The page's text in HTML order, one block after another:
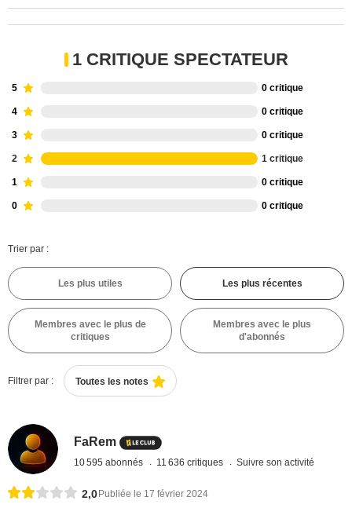
1 CRITIQUE SPECTATEUR
5 0 critique
4 0 critique
3 0 critique
2 1 critique
1 0 critique
0 0 critique
Trier par :
Les plus utiles Les plus récentes
Membres avec le plus de
critiques
Membres avec le plus
d'abonnés
Filtrer par : Toutes les notes
FaRem
10 595 abonnés 11 636 critiques Suivre son activité
2,0 Publiée le 17 février 2024